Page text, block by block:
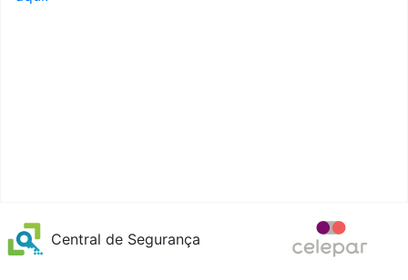
Central de Segurança